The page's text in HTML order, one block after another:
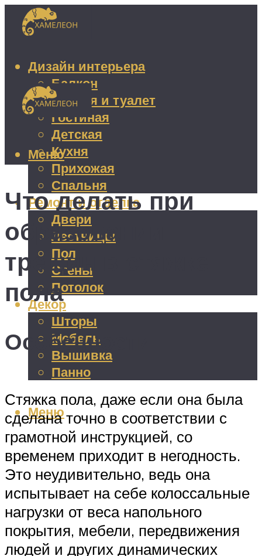
Дизайн интерьера
Балкон
Ванная и туалет
Гостиная
Детская
Кухня
Прихожая
Спальня
Ремонт и отделка
Двери
Лестницы
Пол
Стены
Потолок
Декор
Шторы
Мебель
Вышивка
Панно
Меню
Меню
Что делать при
образовании
трещин в стяжке
пола
Особенности
Стяжка пола, даже если она была
сделана точно в соответствии с
грамотной инструкцией, со
временем приходит в негодность.
Это неудивительно, ведь она
испытывает на себе колоссальные
нагрузки от веса напольного
покрытия, мебели, передвижения
людей и других динамических